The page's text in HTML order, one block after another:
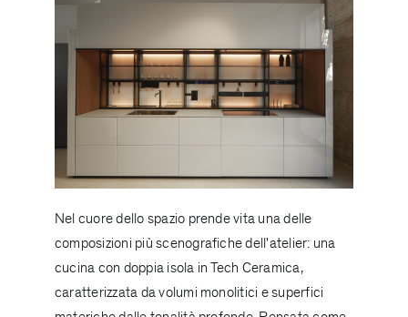
Nel cuore dello spazio prende vita una delle
composizioni più scenografiche dell'atelier: una
cucina con doppia isola inTech Ceramica,
caratterizzata da volumi monolitici e superfici